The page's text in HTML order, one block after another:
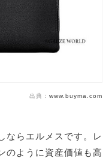
出典： www.buyma.com
ならエルメスです。レ
のように資産価値も高